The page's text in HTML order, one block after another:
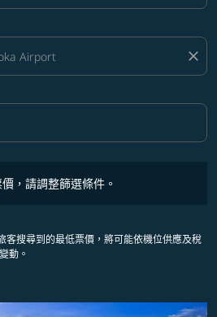
close
，請調整篩選條件。
搜尋到的最低票價，將可能依機位供應及稅
動。